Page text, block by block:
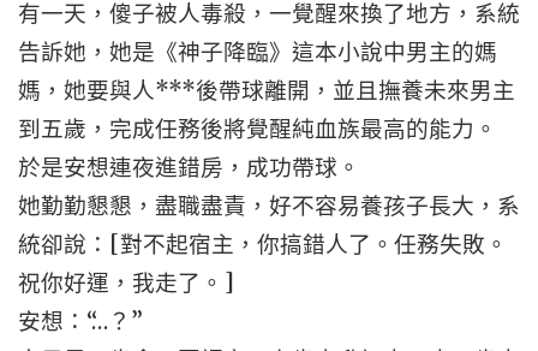
有一天，傻子被人毒殺，一覺醒來換了地方，系統
告訴她，她是《神子降臨》這本小說中男主的媽
媽，她要與人***後帶球離開，並且撫養未來男主
到五歲，完成任務後將覺醒純血族最高的能力。
於是安想連夜進錯房，成功帶球。
她勤勤懇懇，盡職盡責，好不容易養孩子長大，系
統卻說：[對不起宿主，你搞錯人了。任務失敗。
祝你好運，我走了。]
安想：“…？”